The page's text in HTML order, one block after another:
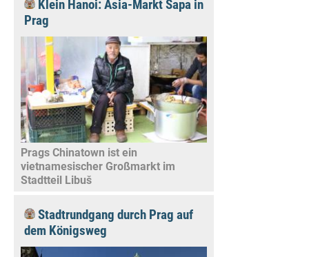
Klein Hanoi: Asia-Markt Sapa in
Prag
Prags Chinatown ist ein
vietnamesischer Großmarkt im
Stadtteil Libuš
Stadtrundgang durch Prag auf
dem Königsweg